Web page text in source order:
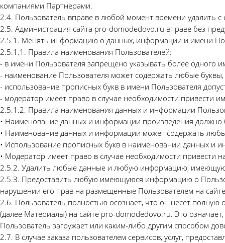
компаниями Партнерами.
2.4. Пользователь вправе в любой момент времени
2.5. Администрация сайта pro-domodedovo.ru вправе без
2.5.1. Менять информацию о данных, информации и имени
2.5.1.1. Правила наименования Пользователей:
- в имени Пользователя запрещено указывать более
- наименование Пользователя может содержать любые буквы,
- использование прописных букв в имени Пользователя
- модератор имеет право в случае необходимости привести
2.5.1.2. Правила наименования данных и информации
• Наименование данных и информации произведения
• Наименование данных и информации может содержать
• Использование прописных букв в наименовании данных и
• Модератор имеет право в случае необходимости
2.5.2. Удалить любые данные и любую информацию,
2.5.3. Предоставить любую имеющуюся информацию о
нарушении его прав на размещенные Пользователем на
2.6. Пользователь полностью осознает, что он несет
(далее Материалы) на сайте pro-domodedovo.ru. Это
Пользователь загружает или каким-либо другим способом
2.7. В случае заказа пользователем сервисов, услуг,